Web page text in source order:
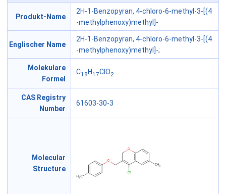
Produkt-Name
2H-1-Benzopyran, 4-chloro-6-methyl-3-[(4
-methylphenoxy)methyl]-
Englischer Name
2H-1-Benzopyran, 4-chloro-6-methyl-3-[(4
-methylphenoxy)methyl]-;
Molekulare
Formel
C18 H17ClO2
CAS Registry
Number
61603-30-3
Molecular
Structure